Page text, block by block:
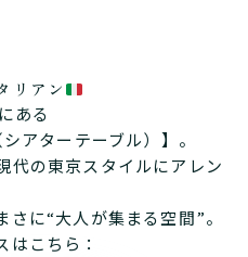
リアン
ある
アターテーブル）】。
代の東京スタイルにアレン
に“大人が集まる空間”。
こちら：